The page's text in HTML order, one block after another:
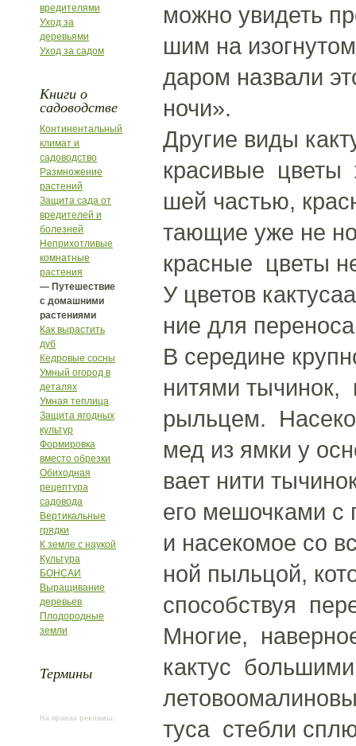
вредителями
Уход за
деревьями
Уход за садом
Книги о
садоводстве
Континентальный
климат и
садоводство
Размножение
растений
Защита сада от
вредителей и
болезней
Неприхотливые
комнатные
растения
— Путешествие
с домашними
растениями
Как вырастить
дуб
Кедровые сосны
Умный огород в
деталях
Умная теплица
Защита ягодных
культур
Формировка
вместо обрезки
Обиходная
рецептура
садовода
Вертикальные
грядки
К земле с наукой
Культура
БОНСАИ
Выращивание
деревьев
Плодородные
земли
Термины
На правах рекламы:
можно увидеть
шим на
даром назвали
ночи».
Другие виды
красивые цветы
шей частью,
тающие уже не
красные цветы
У цветов
ние для
В середине
нитями тычинок,
рыльцем.
мед из ямки у
вает нити
его мешочками с
и насекомое со
ной пыльцой,
способствуя
Многие,
кактус
туса стебли